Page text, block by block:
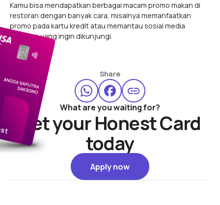
Kamu bisa mendapatkan berbagai macam promo makan di
restoran dengan banyak cara, misalnya memanfaatkan
promo pada kartu kredit atau memantau sosial media
restoran yang ingin dikunjungi.
Share
What are you waiting for?
Get your Honest Card
today
Apply now
Apply now